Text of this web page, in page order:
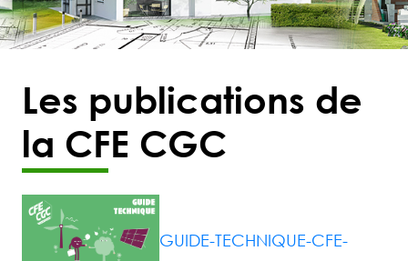
Les publications de
la CFE CGC
GUIDE-TECHNIQUE-CFE-